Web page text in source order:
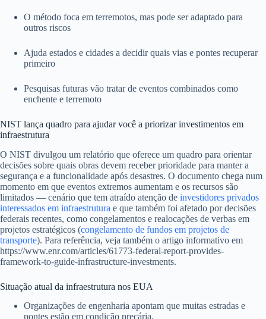
O método foca em terremotos, mas pode ser adaptado para
outros riscos
Ajuda estados e cidades a decidir quais vias e pontes recuperar
primeiro
Pesquisas futuras vão tratar de eventos combinados como
enchente e terremoto
NIST lança quadro para ajudar você a priorizar investimentos em
infraestrutura
O NIST divulgou um relatório que oferece um quadro para orientar
decisões sobre quais obras devem receber prioridade para manter a
segurança e a funcionalidade após desastres. O documento chega num
momento em que eventos extremos aumentam e os recursos são
limitados — cenário que tem atraído atenção de investidores privados
interessados em infraestrutura e que também foi afetado por decisões
federais recentes, como congelamentos e realocações de verbas em
projetos estratégicos (congelamento de fundos em projetos de
transporte). Para referência, veja também o artigo informativo em
https://www.enr.com/articles/61773-federal-report-provides-
framework-to-guide-infrastructure-investments.
Situação atual da infraestrutura nos EUA
Organizações de engenharia apontam que muitas estradas e
pontes estão em condição precária.